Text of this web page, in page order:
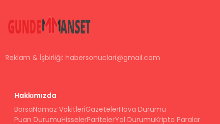
Reklam & İşbirliği:habersonuclari@gmail.com
Hakkımızda
BorsaNamaz VakitleriGazetelerHava Durumu
Puan DurumuHisselerParitelerYol DurumuKripto Paralar